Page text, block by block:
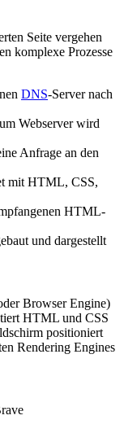
Seite vergehen
komplexe Prozesse
DNS-Server nach
Webserver wird
Anfrage an den
mit HTML, CSS,
HTML-
und dargestellt
Browser Engine)
HTML und CSS
positioniert
Rendering Engines